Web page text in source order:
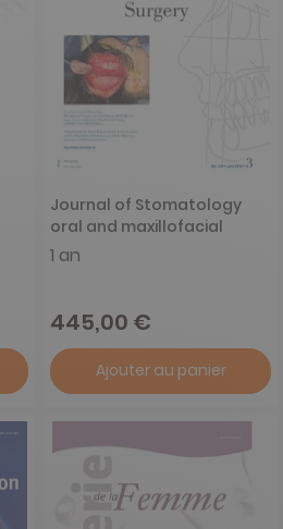
Journal of Stomatology
oral and maxillofacial
surgery
1 an
445,00 €
Ajouter au panier